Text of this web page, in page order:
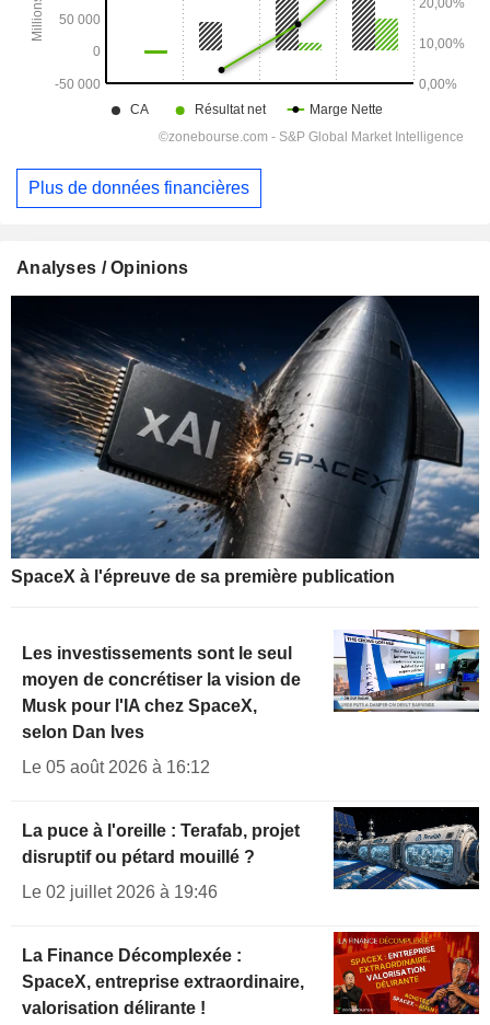
Plus de données financières
Analyses / Opinions
SpaceX à l'épreuve de sa première publication
Les investissements sont le seul
moyen de concrétiser la vision de
Musk pour l'IA chez SpaceX,
selon Dan Ives
Le 05 août 2026 à 16:12
La puce à l'oreille : Terafab, projet
disruptif ou pétard mouillé ?
Le 02 juillet 2026 à 19:46
La Finance Décomplexée :
SpaceX, entreprise extraordinaire,
valorisation délirante !